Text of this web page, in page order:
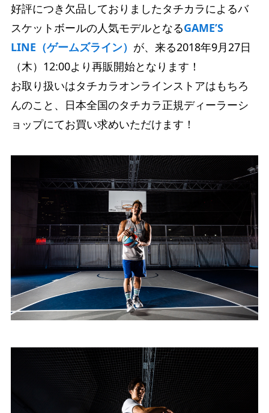
好評につき欠品しておりましたタチカラによるバ
スケットボールの人気モデルとなるGAME’S
LINE（ゲームズライン） が、来る2018年9月27日
（木）12:00より再販開始となります！
お取り扱いはタチカラオンラインストアはもちろ
んのこと、日本全国のタチカラ正規ディーラーシ
ョップにてお買い求めいただけます！